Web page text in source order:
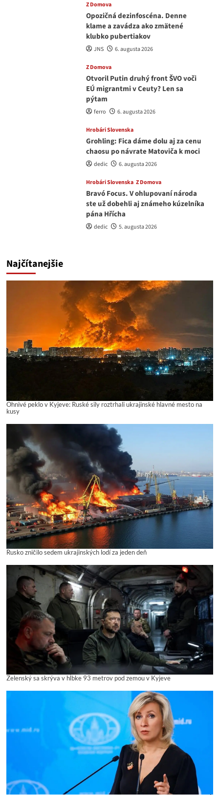
Z Domova
Opozičná dezinfoscéna. Denne
klame a zavádza ako zmätené
klubko pubertiakov
JNS 6. augusta 2026
Z Domova
Otvoril Putin druhý front ŠVO voči
EÚ migrantmi v Ceuty? Len sa
pýtam
ferro 6. augusta 2026
Hrobári Slovenska
Grohling: Fica dáme dolu aj za cenu
chaosu po návrate Matoviča k moci
dedic 6. augusta 2026
Hrobári Slovenska Z Domova
Bravó Focus. V ohlupovaní národa
ste už dobehli aj známeho kúzelníka
pána Hřícha
dedic 5. augusta 2026
Najčítanejšie
Ohnivé peklo v Kyjeve: Ruské sily roztrhali ukrajinské hlavné mesto na
kusy
Rusko zničilo sedem ukrajinských lodí za jeden deň
Zelenský sa skrýva v hĺbke 93 metrov pod zemou v Kyjeve